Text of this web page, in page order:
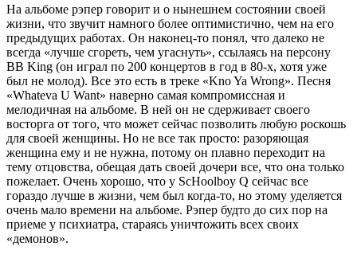
На альбоме рэпер говорит и о нынешнем состоянии своей
жизни, что звучит намного более оптимистично, чем на его
предыдущих работах. Он наконец-то понял, что далеко не
всегда «лучше сгореть, чем угаснуть», ссылаясь на персону
BB King (он играл по 200 концертов в год в 80-х, хотя уже
был не молод). Все это есть в треке «Kno Ya Wrong». Песня
«Whateva U Want» наверно самая компромиссная и
мелодичная на альбоме. В ней он не сдерживает своего
восторга от того, что может сейчас позволить любую роскошь
для своей женщины. Но не все так просто: разоряющая
женщина ему и не нужна, потому он плавно переходит на
тему отцовства, обещая дать своей дочери все, что она только
пожелает. Очень хорошо, что у ScHoolboy Q сейчас все
гораздо лучше в жизни, чем был когда-то, но этому уделяется
очень мало времени на альбоме. Рэпер будто до сих пор на
приеме у психиатра, стараясь уничтожить всех своих
«демонов».